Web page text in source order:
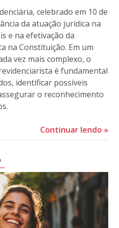
celebrado em 10 de
da atuação jurídica na
e na efetivação da
na Constituição. Em um
vez mais complexo, o
é fundamental
identificar possíveis
o reconhecimento
Continuar lendo »